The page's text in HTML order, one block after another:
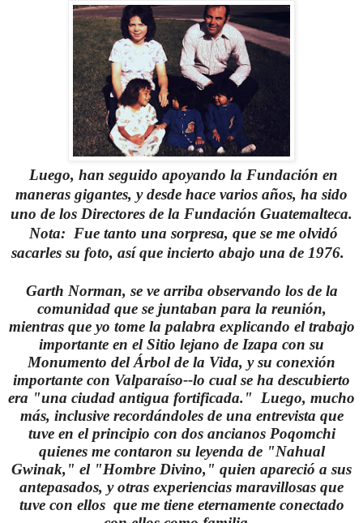
Luego, han seguido apoyando la Fundación en
maneras gigantes, y desde hace varios años, ha sido
uno de los Directores de la Fundación Guatemalteca.
Nota: Fue tanto una sorpresa, que se me olvidó
sacarles su foto, así que incierto abajo una de 1976.
Garth Norman, se ve arriba observando los de la
comunidad que se juntaban para la reunión,
mientras que yo tome la palabra explicando el trabajo
importante en el Sitio lejano de Izapa con su
Monumento del Árbol de la Vida, y su conexión
importante con Valparaíso--lo cual se ha descubierto
era "una ciudad antigua fortificada." Luego, mucho
más, inclusive recordándoles de una entrevista que
tuve en el principio con dos ancianos Poqomchi
quienes me contaron su leyenda de "Nahual
Gwinak," el "Hombre Divino," quien apareció a sus
antepasados, y otras experiencias maravillosas que
tuve con ellos que me tiene eternamente conectado